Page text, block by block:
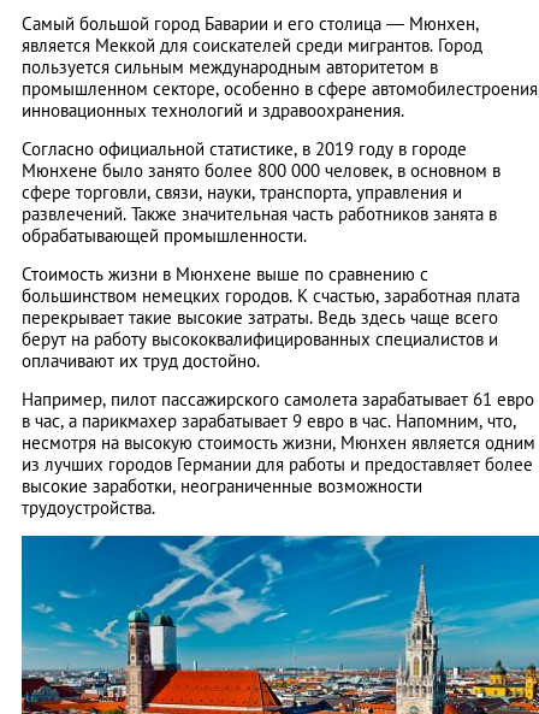
Самый большой город Баварии и его столица — Мюнхен,
является Меккой для соискателей среди мигрантов. Город
пользуется сильным международным авторитетом в
промышленном секторе, особенно в сфере
инновационных технологий и здравоохранения.
Согласно официальной статистике, в 2019 году в городе
Мюнхене было занято более 800 000 человек, в основном в
сфере торговли, связи, науки, транспорта, управления и
развлечений. Также значительная часть работников занята в
обрабатывающей промышленности.
Стоимость жизни в Мюнхене выше по сравнению с
большинством немецких городов. К счастью, заработная плата
перекрывает такие высокие затраты. Ведь здесь чаще всего
берут на работу высококвалифицированных специалистов и
оплачивают их труд достойно.
Например, пилот пассажирского самолета зарабатывает 61 евро
в час, а парикмахер зарабатывает 9 евро в час. Напомним, что,
несмотря на высокую стоимость жизни, Мюнхен является одним
из лучших городов Германии для работы и предоставляет более
высокие заработки, неограниченные возможности
трудоустройства.